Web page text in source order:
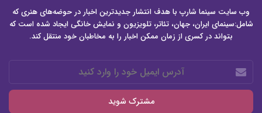
وب سایت سینما شارپ با هدف انتشار جدیدترین اخبار در حوضه‌های هنری که
شامل:سینمای ایران، جهان، تئاتر، تلویزیون و نمایش خانگی ایجاد شده است که
بتواند در کسری از زمان ممکن اخبار را به مخاطبان خود منتقل کند.
آدرس
ایمیل
خود